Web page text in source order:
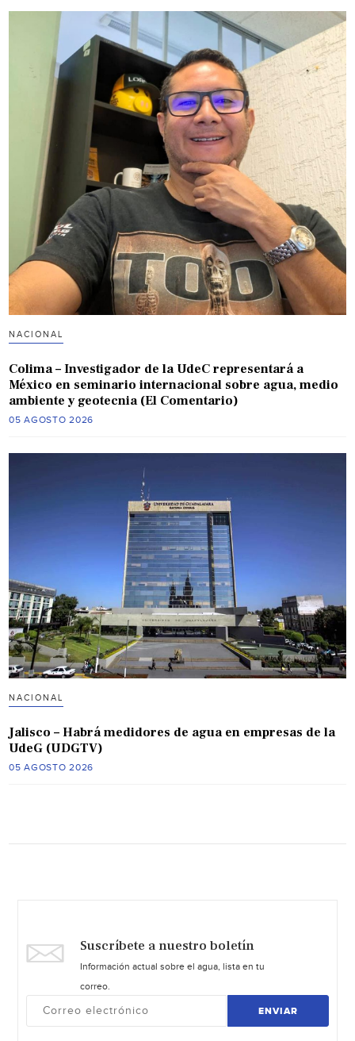
NACIONAL
Colima – Investigador de la UdeC representará a
México en seminario internacional sobre agua, medio
ambiente y geotecnia (El Comentario)
05 AGOSTO 2026
NACIONAL
Jalisco – Habrá medidores de agua en empresas de la
UdeG (UDGTV)
05 AGOSTO 2026
Suscríbete a nuestro boletín
Información actual sobre el agua, lista en tu
correo.
ENVIAR